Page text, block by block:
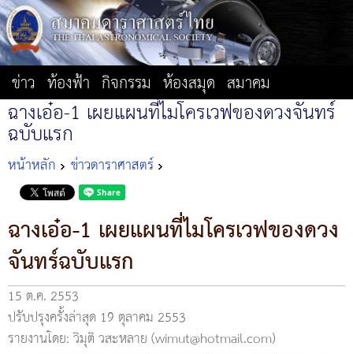
ข่าว ท้องฟ้า กิจกรรม ห้องสมุด สมาคม
ฉางเอ๋อ-1 เผยแผนที่ไมโครเวฟของดวงจันทร์
ฉบับแรก
หน้าหลัก ข่าวดาราศาสตร์
ฉางเอ๋อ-1 เผยแผนที่ไมโครเวฟของดวง
จันทร์ฉบับแรก
15 ต.ค. 2553
ปรับปรุงครั้งล่าสุด 19 ตุลาคม 2553
รายงานโดย: วิมุติ วสะหลาย (wimut@hotmail.com)